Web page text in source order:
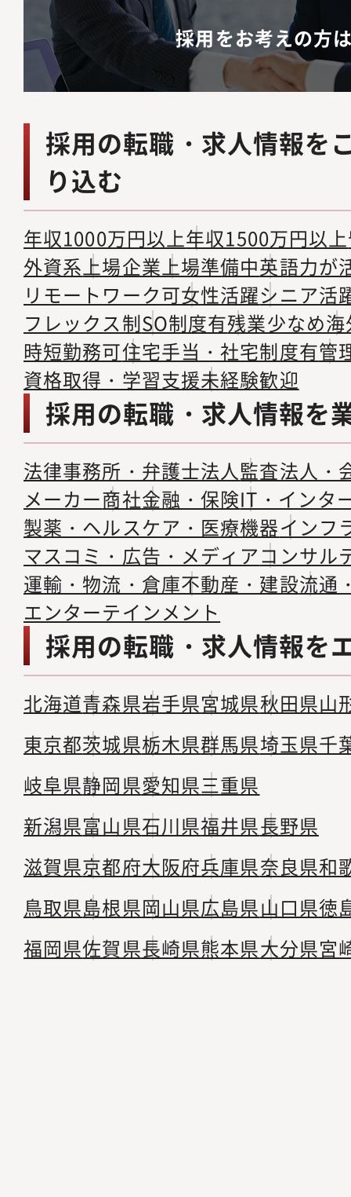
採用をお考えの方
採用の転職・求人情報を
り込む
年収1000万円以上年収1500万円以上
外資系上場企業上場準備中英語力が
リモートワーク可女性活躍シニア活
フレックス制SO制度有残業少なめ
時短勤務可住宅手当・社宅制度有管
資格取得・学習支援未経験歓迎
採用の転職・求人情報を
法律事務所・弁護士法人監査法人・
メーカー商社金融・保険IT・インタ
製薬・ヘルスケア・医療機器インフ
マスコミ・広告・メディアコンサル
運輸・物流・倉庫不動産・建設流通
エンターテインメント
採用の転職・求人情報を
北海道青森県岩手県宮城県秋田県山
東京都茨城県栃木県群馬県埼玉県千
岐阜県静岡県愛知県三重県
新潟県富山県石川県福井県長野県
滋賀県京都府大阪府兵庫県奈良県和
鳥取県島根県岡山県広島県山口県徳
福岡県佐賀県長崎県熊本県大分県宮